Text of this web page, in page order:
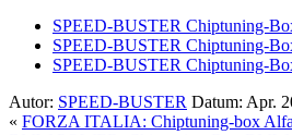
SPEED-BUSTER Chiptuning-
SPEED-BUSTER Chiptuning-
SPEED-BUSTER Chiptuning-
Autor: SPEED-BUSTER Datum: Apr.
« FORZA ITALIA: Chiptuning-box